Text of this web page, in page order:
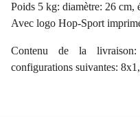
Poids 5 kg: diamètre: 26 cm,
Avec logo Hop-Sport
Contenu de la
configurations suivantes: